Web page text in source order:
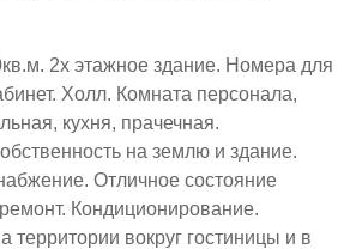
2х этажное здание. Номера для
Холл. Комната персонала,
кухня, прачечная.
на землю и здание.
Отличное состояние
Кондиционирование.
территории вокруг гостиницы и в